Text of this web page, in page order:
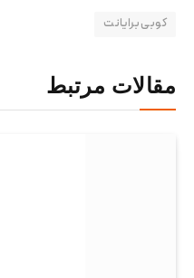
کوبی برایانت
مقالات مرتبط